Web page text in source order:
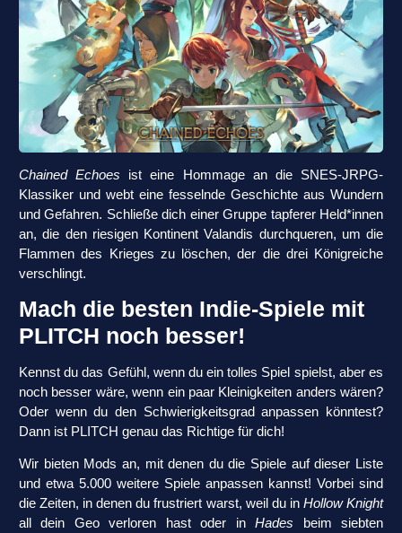
Chained Echoes ist eine Hommage an die SNES-JRPG-
Klassiker und webt eine fesselnde Geschichte aus Wundern
und Gefahren. Schließe dich einer Gruppe tapferer Held*innen
an, die den riesigen Kontinent Valandis durchqueren, um die
Flammen des Krieges zu löschen, der die drei Königreiche
verschlingt.
Mach die besten Indie-Spiele mit
PLITCH noch besser!
Kennst du das Gefühl, wenn du ein tolles Spiel spielst, aber es
noch besser wäre, wenn ein paar Kleinigkeiten anders wären?
Oder wenn du den Schwierigkeitsgrad anpassen könntest?
Dann ist PLITCH genau das Richtige für dich!
Wir bieten Mods an, mit denen du die Spiele auf dieser Liste
und etwa 5.000 weitere Spiele anpassen kannst! Vorbei sind
die Zeiten, in denen du frustriert warst, weil du in Hollow Knight
all dein Geo verloren hast oder inHades beim siebten